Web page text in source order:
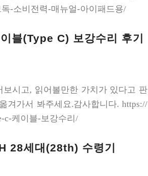
-소비전력-매뉴얼-아이패드용/
블(Type C) 보강수리 후기
시고, 읽어볼만한 가치가 있다고 판
겨가서 봐주세요.감사합니다. https://
c-케이블-보강수리/
28세대(28th) 수령기